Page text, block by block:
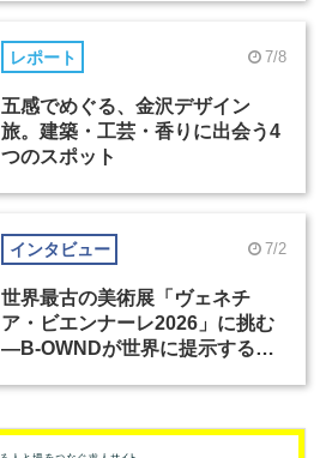
レポート 7/8
五感でめぐる、金沢デザイン
旅。建築・工芸・香りに出会う4
つのスポット
インタビュー 7/2
世界最古の美術展「ヴェネチ
ア・ビエンナーレ2026」に挑む
―B-OWNDが世界に提示する美